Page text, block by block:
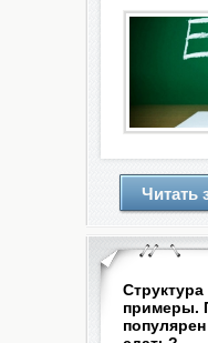
Читать
примеры.